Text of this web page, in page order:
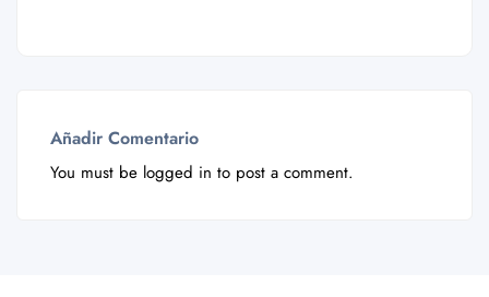
Añadir Comentario
You must be logged in to post a comment.